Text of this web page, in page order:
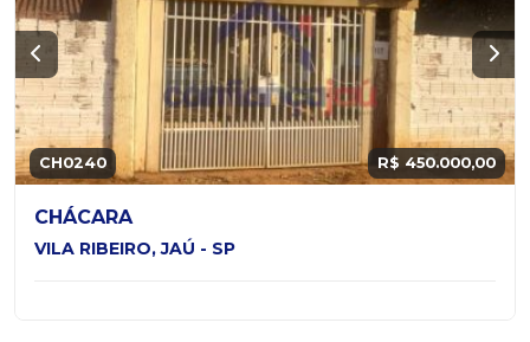
CH0240 R$ 450.000,00
CHÁCARA
VILA RIBEIRO, JAÚ - SP